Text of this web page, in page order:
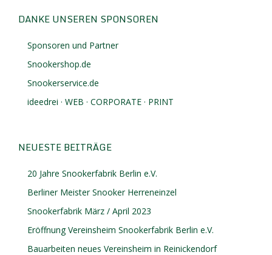
DANKE UNSEREN SPONSOREN
Sponsoren und Partner
Snookershop.de
Snookerservice.de
ideedrei · WEB · CORPORATE · PRINT
NEUESTE BEITRÄGE
20 Jahre Snookerfabrik Berlin e.V.
Berliner Meister Snooker Herreneinzel
Snookerfabrik März / April 2023
Eröffnung Vereinsheim Snookerfabrik Berlin e.V.
Bauarbeiten neues Vereinsheim in Reinickendorf